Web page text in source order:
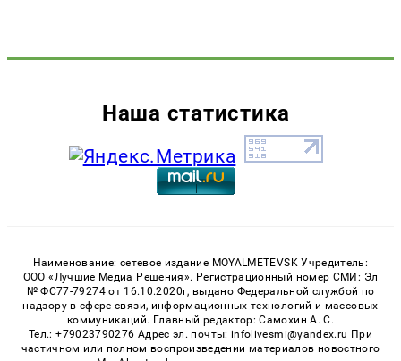
Наша статистика
Наименование: сетевое издание MOYALMETEVSK Учредитель:
ООО «Лучшие Медиа Решения». Регистрационный номер СМИ: Эл
№ ФС77-79274 от 16.10.2020г, выдано Федеральной службой по
надзору в сфере связи, информационных технологий и массовых
коммуникаций. Главный редактор: Самохин А. С.
Тел.: +79023790276 Адрес эл. почты: infolivesmi@yandex.ru При
частичном или полном воспроизведении материалов новостного